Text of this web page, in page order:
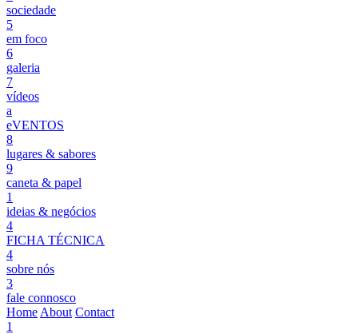
sociedade
5
em foco
6
galeria
7
vídeos
a
eVENTOS
8
lugares & sabores
9
caneta & papel
1
ideias & negócios
4
FICHA TÉCNICA
4
sobre nós
3
fale connosco
Home About Contact
1